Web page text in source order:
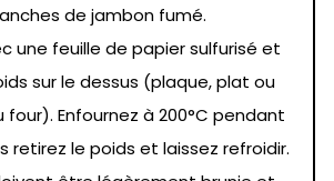
de jambon fumé.
une feuille de papier sulfurisé et
sur le dessus (plaque, plat ou
Enfournez à 200°C pendant
retirez le poids et laissez refroidir.